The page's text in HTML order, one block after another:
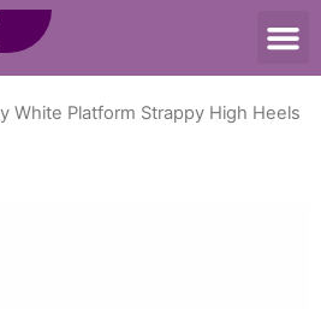
White Platform Strappy High Heels